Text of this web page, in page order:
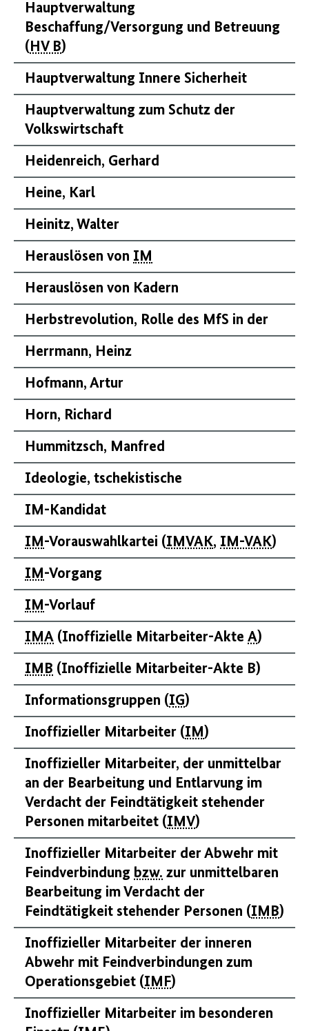
Hauptverwaltung
Beschaffung/Versorgung und Betreuung
( HV B)
Hauptverwaltung Innere Sicherheit
Hauptverwaltung zum Schutz der
Volkswirtschaft
Heidenreich, Gerhard
Heine, Karl
Heinitz, Walter
Herauslösen von IM
Herauslösen von Kadern
Herbstrevolution, Rolle des MfS in der
Herrmann, Heinz
Hofmann, Artur
Horn, Richard
Hummitzsch, Manfred
Ideologie, tschekistische
IM -Kandidat
IM -Vorauswahlkartei (IMVAK, IM-VAK)
IM -Vorgang
IM -Vorlauf
IMA (Inoffizielle Mitarbeiter-Akte A)
IMB (Inoffizielle Mitarbeiter-Akte B)
Informationsgruppen (IG)
Inoffizieller Mitarbeiter (IM )
Inoffizieller Mitarbeiter, der unmittelbar
an der Bearbeitung und Entlarvung im
Verdacht der Feindtätigkeit stehender
Personen mitarbeitet (IMV)
Inoffizieller Mitarbeiter der Abwehr mit
Feindverbindung bzw. zur unmittelbaren
Bearbeitung im Verdacht der
Feindtätigkeit stehender Personen (IMB)
Inoffizieller Mitarbeiter der inneren
Abwehr mit Feindverbindungen zum
Operationsgebiet (IMF)
Inoffizieller Mitarbeiter im besonderen